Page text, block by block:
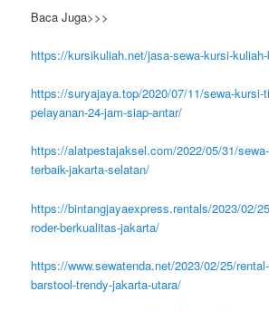
Baca Juga>>>
https://kursikuliah.net/jasa-sewa-kursi-
https://suryajaya.top/2020/07/11/sewa-kursi-
pelayanan-24-jam-siap-antar/
https://alatpestajaksel.com/2022/05/31/
terbaik-jakarta-selatan/
https://bintangjayaexpress.rentals/2023/02/
roder-berkualitas-jakarta/
https://www.sewatenda.net/2023/02/25/
barstool-trendy-jakarta-utara/